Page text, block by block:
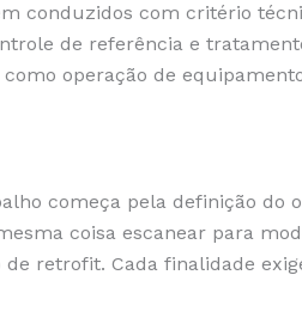
conduzidos com critério
de referência e
operação de
começa pela definição do
coisa escanear para
retrofit. Cada finalidade